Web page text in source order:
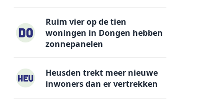
Ruim vier op de tien
woningen in Dongen hebben
zonnepanelen
Heusden trekt meer nieuwe
inwoners dan er vertrekken